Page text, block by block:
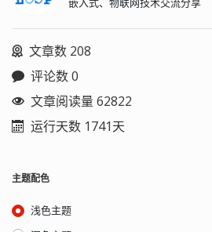
下建一个 DWORD 值，
文章数 208
评论数 0
文章阅读量 62822
运行天数 1741天
主题配色
浅色主题